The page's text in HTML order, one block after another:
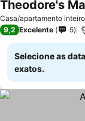
Casa/apartamento inteiro
Ver preços
9,2 Excelente 5
Selecione as
exatos.